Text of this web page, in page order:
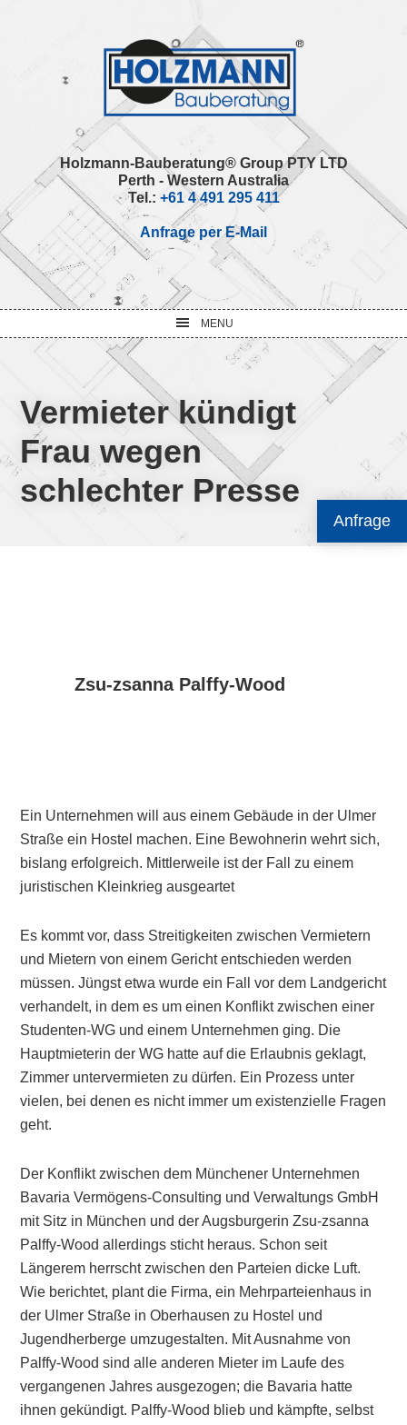
Anfrage
navigation
Holzmann-Bauberatung® Group PTY LTD
Perth - Western Australia
Tel.: +61 4 491 295 411
Anfrage per E-Mail
MENU
Vermieter kündigt
Frau wegen
schlechter Presse
Zsu-zsanna Palffy-Wood
Ein Unternehmen will aus einem Gebäude in der Ulmer
Straße ein Hostel machen. Eine Bewohnerin wehrt sich,
bislang erfolgreich. Mittlerweile ist der Fall zu einem
juristischen Kleinkrieg ausgeartet
Es kommt vor, dass Streitigkeiten zwischen Vermietern
und Mietern von einem Gericht entschieden werden
müssen. Jüngst etwa wurde ein Fall vor dem Landgericht
verhandelt, in dem es um einen Konflikt zwischen einer
Studenten-WG und einem Unternehmen ging. Die
Hauptmieterin der WG hatte auf die Erlaubnis geklagt,
Zimmer untervermieten zu dürfen. Ein Prozess unter
vielen, bei denen es nicht immer um existenzielle Fragen
geht.
Der Konflikt zwischen dem Münchener Unternehmen
Bavaria Vermögens-Consulting und Verwaltungs GmbH
mit Sitz in München und der Augsburgerin Zsu-zsanna
Palffy-Wood allerdings sticht heraus. Schon seit
Längerem herrscht zwischen den Parteien dicke Luft.
Wie berichtet, plant die Firma, ein Mehrparteienhaus in
der Ulmer Straße in Oberhausen zu Hostel und
Jugendherberge umzugestalten. Mit Ausnahme von
Palffy-Wood sind alle anderen Mieter im Laufe des
vergangenen Jahres ausgezogen; die Bavaria hatte
ihnen gekündigt. Palffy-Wood blieb und kämpfte, selbst